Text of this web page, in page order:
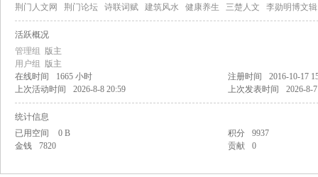
荆门人文网
荆门论坛 诗联词赋 建筑风水 健康养生 三楚人文 李勋明博文辑
活跃概况
管理组
版主
用户组
版主
在线时间
1665 小时 注册时间
2016-10-17
上次活动时间
2026-8-8 20:59 上次发表时间 2026-8-
统计信息
已用空间
0 B 积分
9937
金钱
7820 贡献 0